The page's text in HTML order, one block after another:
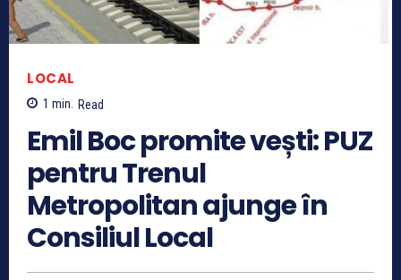
LOCAL
1 min. Read
Emil Boc promite vești: PUZ
pentru Trenul
Metropolitan ajunge în
Consiliul Local